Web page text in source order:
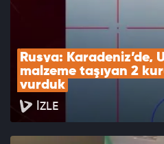
Rusya: Karadeniz’de,
malzeme taşıyan 2
vurduk
İZLE